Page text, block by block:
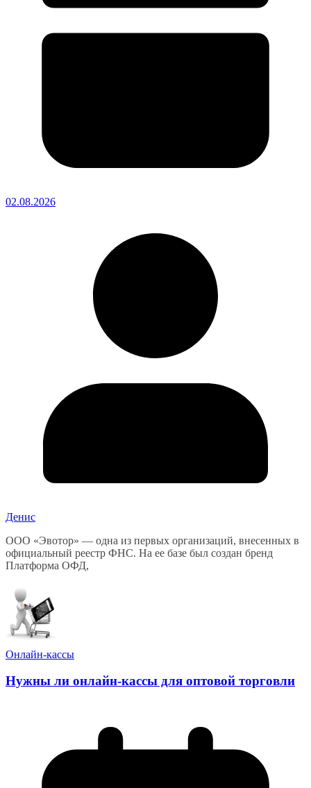
02.08.2026
Денис
ООО «Эвотор» — одна из первых организаций, внесенных в
официальный реестр ФНС. На ее базе был создан бренд
Платформа ОФД,
Онлайн-кассы
Нужны ли онлайн-кассы для оптовой торговли